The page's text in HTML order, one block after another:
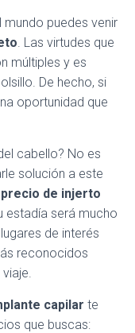
puedes venir
. Las virtudes que
múltiples y es
De hecho, si
oportunidad que
cabello? No es
solución a este
precio de injerto
estadía será mucho
de interés
reconocidos
capilar te
que buscas: